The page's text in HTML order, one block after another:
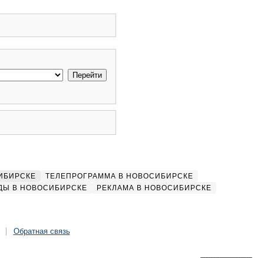
ТЕЛЕПРОГРАММА В НОВОСИБИРСКЕ
В НОВОСИБИРСКЕ
РЕКЛАМА В НОВОСИБИРСКЕ
Обратная связь